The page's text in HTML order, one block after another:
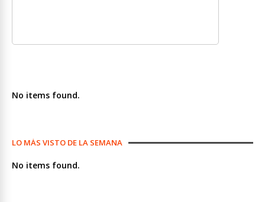
No items found.
LO MÁS VISTO DE LA SEMANA
No items found.